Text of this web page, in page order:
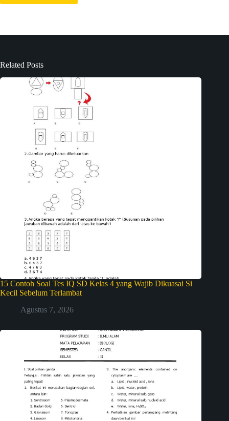
Related Posts
15 Contoh Soal Tes IQ SD Kelas 4 yang Wajib Dikuasai Si
Kecil Sebelum Terlambat
Agustus 7, 2026